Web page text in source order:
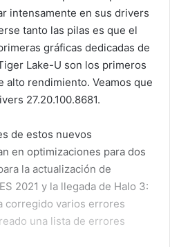
intensamente en sus drivers
tanto las pilas es que el
gráficas dedicadas de
Lake-U son los primeros
alto rendimiento. Veamos que
27.20.100.8681.
de estos nuevos
en optimizaciones para dos
la actualización de
2021 y la llegada de Halo 3:
corregido varios errores
una lista de errores